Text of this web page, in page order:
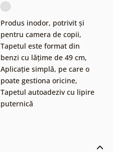
Produs inodor, potrivit și
pentru camera de copii,
Tapetul este format din
benzi cu lățime de 49 cm,
Aplicație simplă, pe care o
poate gestiona oricine,
Tapetul autoadeziv cu lipire
puternică